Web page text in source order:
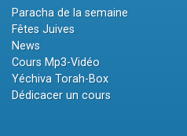
Paracha de la semaine
Fêtes Juives
News
Cours Mp3-Vidéo
Yéchiva Torah-Box
Dédicacer un cours